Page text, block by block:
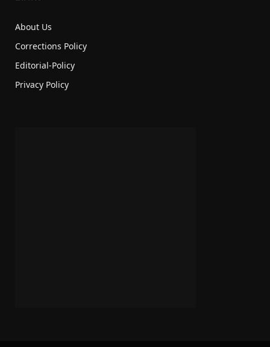
About Us
Corrections Policy
Editorial-Policy
Privacy Policy